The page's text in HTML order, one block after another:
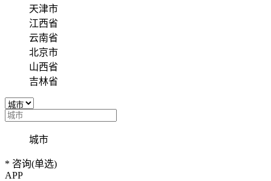
天津市
江西省
云南省
北京市
山西省
吉林省
城市
* 咨询(单选)
APP